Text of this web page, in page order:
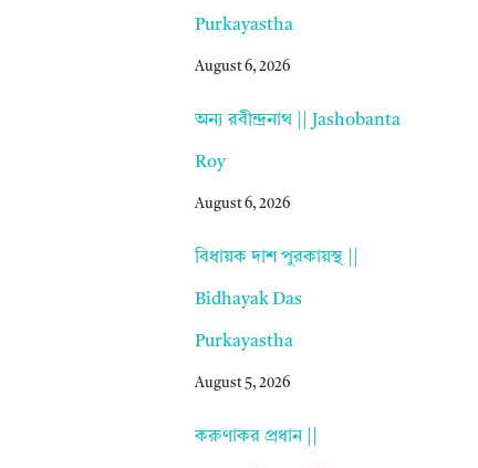
Purkayastha
August 6, 2026
অন্য রবীন্দ্রনাথ || Jashobanta
Roy
August 6, 2026
বিধায়ক দাশ পুরকায়স্থ ||
Bidhayak Das
Purkayastha
August 5, 2026
করুণাকর প্রধান ||